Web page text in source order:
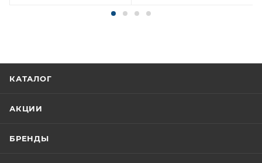
КАТАЛОГ
АКЦИИ
БРЕНДЫ